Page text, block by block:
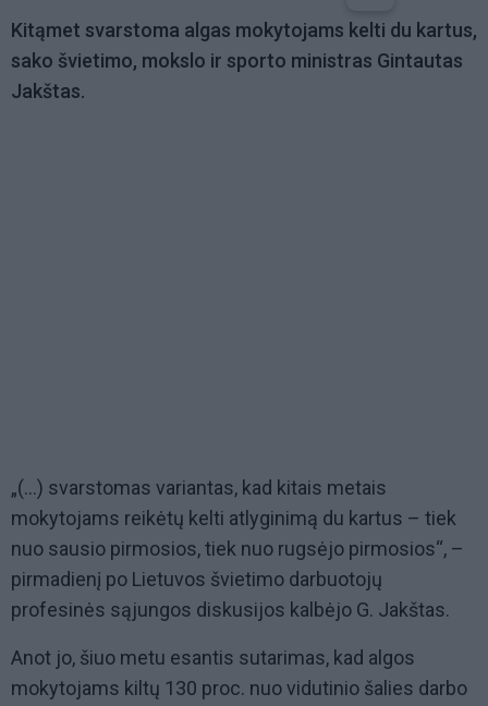
Kitąmet svarstoma algas mokytojams kelti du kartus,
sako švietimo, mokslo ir sporto ministras Gintautas
Jakštas.
„(...) svarstomas variantas, kad kitais metais
mokytojams reikėtų kelti atlyginimą du kartus – tiek
nuo sausio pirmosios, tiek nuo rugsėjo pirmosios“, –
pirmadienį po Lietuvos švietimo darbuotojų
profesinės sąjungos diskusijos kalbėjo G. Jakštas.
Anot jo, šiuo metu esantis sutarimas, kad algos
mokytojams kiltų 130 proc. nuo vidutinio šalies darbo